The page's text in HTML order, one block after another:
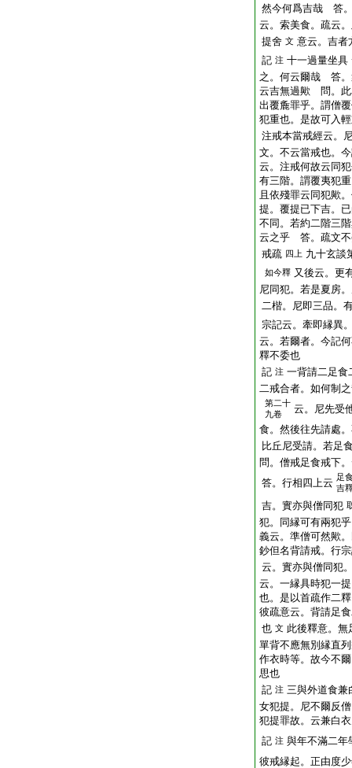
然今何爲吉哉 答
云。索美食。疏云
提舍 文 意云。吉者
記 注 十一過量坐具
之。何云爾哉 答。
云吉無過歟 問。此
出覆麁罪乎。謂僧
犯重也。是故可入
注戒本當戒經云。
文。不云當戒也。
云。注戒何故云同
有三階。謂覆夷犯
且依殘罪云同犯歟
提。覆提已下吉。
不同。若約二階三
云之乎 答。疏文不
戒疏 四上 九十玄談
如今釋 又後云。更
尼同犯。若是夏房
二楷。尼即三品。
宗記云。牽即縁異
云。若爾者。今記
釋不委也
記 注 一背請二足食
二戒合者。如何制
第二十
九卷
云。尼先受
食。然後往先請處
比丘尼受請。若足
問。僧戒足食戒下
答。行相四上云 足
吉
吉。實亦與僧同犯
犯。同縁可有兩犯
義云。準僧可然歟
鈔但名背請戒。行
云。實亦與僧同犯
云。一縁具時犯一
也。是以首疏作二
彼疏意云。背請足
也 文 此後釋意。無
單背不應無別縁直
作衣時等。故今不
思也
記 注 三與外道食兼
女犯提。尼不爾反
犯提罪故。云兼白
記 注 與年不滿二年
彼戒縁起。正由度